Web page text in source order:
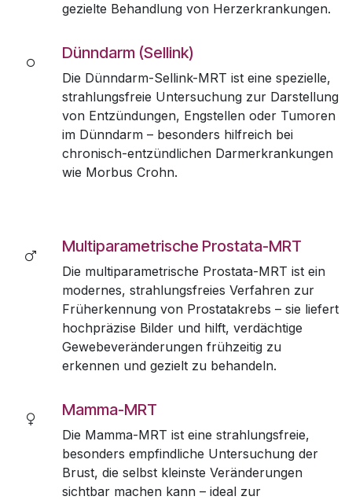
gezielte Behandlung von Herzerkrankungen.
Dünndarm (Sellink)
Die Dünndarm-Sellink-MRT ist eine spezielle,
strahlungsfreie Untersuchung zur Darstellung
von Entzündungen, Engstellen oder Tumoren
im Dünndarm – besonders hilfreich bei
chronisch-entzündlichen Darmerkrankungen
wie Morbus Crohn.
Multiparametrische Prostata-MRT
Die multiparametrische Prostata-MRT ist ein
modernes, strahlungsfreies Verfahren zur
Früherkennung von Prostatakrebs – sie liefert
hochpräzise Bilder und hilft, verdächtige
Gewebeveränderungen frühzeitig zu
erkennen und gezielt zu behandeln.
Mamma-MRT
Die Mamma-MRT ist eine strahlungsfreie,
besonders empfindliche Untersuchung der
Brust, die selbst kleinste Veränderungen
sichtbar machen kann – ideal zur